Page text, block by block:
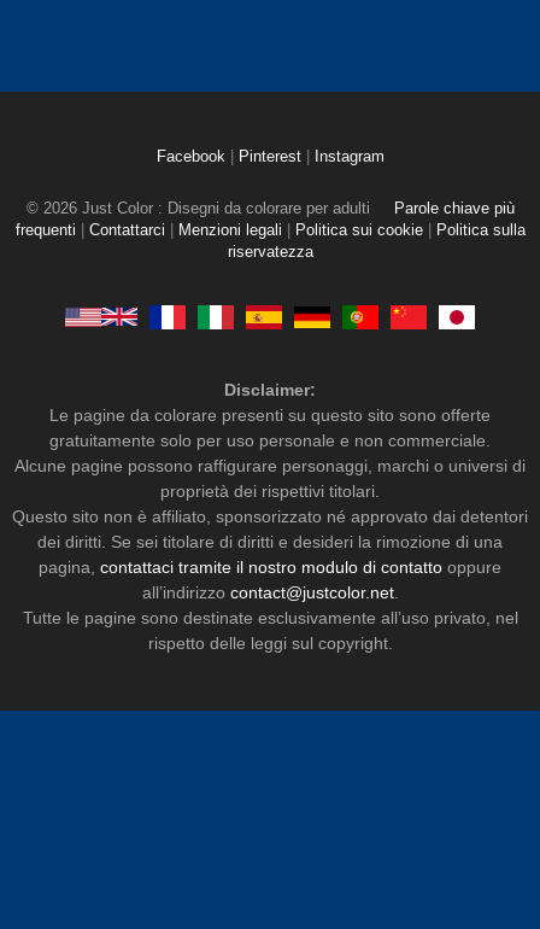
Facebook Pinterest Instagram
© 2026 Just Color : Disegni da colorare per adulti
Parole chiave più
frequenti
Contattarci Menzioni legali Politica sui cookie
Politica sulla
riservatezza
Disclaimer:
Le pagine da colorare presenti su questo sito sono offerte
gratuitamente solo per uso personale e non commerciale.
Alcune pagine possono raffigurare personaggi, marchi o universi di
proprietà dei rispettivi titolari.
Questo sito non è affiliato, sponsorizzato né approvato dai detentori
dei diritti. Se sei titolare di diritti e desideri la rimozione di una
pagina, contattaci tramite il nostro modulo di contatto oppure
all’indirizzo contact@justcolor.net.
Tutte le pagine sono destinate esclusivamente all’uso privato, nel
rispetto delle leggi sul copyright.